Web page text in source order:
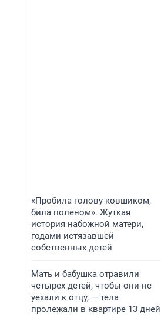
«Пробила голову ковшиком,
била поленом». Жуткая
история набожной матери,
годами истязавшей
собственных детей
Мать и бабушка отравили
четырех детей, чтобы они не
уехали к отцу, — тела
пролежали в квартире 13 дней